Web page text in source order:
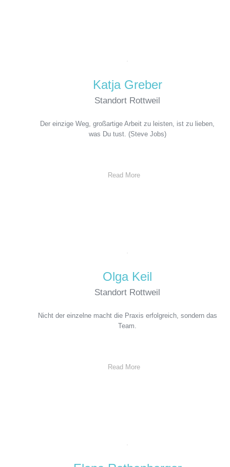
Katja Greber
Standort Rottweil
Der einzige Weg, großartige Arbeit zu leisten, ist zu lieben,
was Du tust. (Steve Jobs)
Read More
Olga Keil
Standort Rottweil
Nicht der einzelne macht die Praxis erfolgreich, sondern das
Team.
Read More